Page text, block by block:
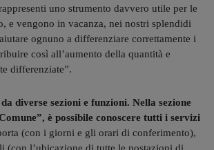
uno strumento davvero utile per le
e vengono in vacanza, nei nostri splendidi
ognuno a differenziare correttamente i
così all’aumento della quantità e
differenziate”.
diverse sezioni e funzioni. Nella sezione
è possibile conoscere tutti i servizi
(con i giorni e gli orari di conferimento),